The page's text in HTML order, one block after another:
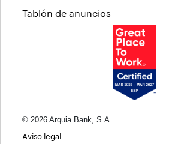
Tablón de anuncios
© 2026 Arquia Bank, S.A.
Aviso legal